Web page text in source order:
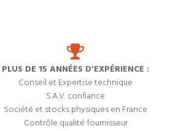
PLUS DE 15 ANNÉES D'EXPÉRIENCE :
Conseil et Expertise technique
S.A.V. confiance
Société et stocks physiques en France
Contrôle qualité fournisseur